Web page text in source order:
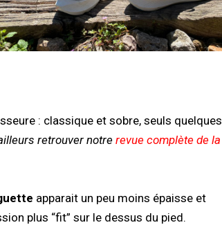
: classique et sobre, seuls quelques
retrouver notre revue complète de la
apparait un peu moins épaisse et
plus “fit” sur le dessus du pied.